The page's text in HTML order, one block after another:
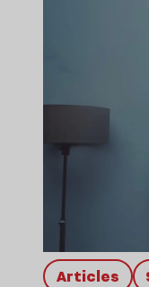
Articles